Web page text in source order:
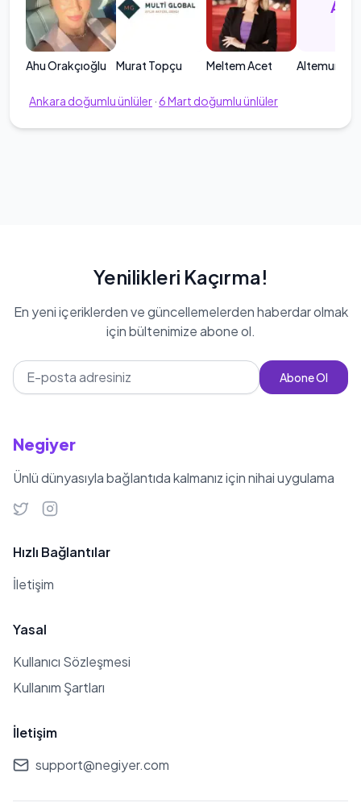
Ahu Orakçıoğlu Murat Topçu Meltem Acet
AK
Altemur Kılıç
Ankara doğumlu ünlüler·6Mart doğumlu ünlüler
Yenilikleri Kaçırma!
En yeni içeriklerden ve güncellemelerden haberdar olmak
için bültenimize abone ol.
Abone Ol
Negiyer
Ünlü dünyasıyla bağlantıda kalmanız için nihai uygulama
Hızlı Bağlantılar
İletişim
Yasal
Kullanıcı Sözleşmesi
Kullanım Şartları
İletişim
support@negiyer.com